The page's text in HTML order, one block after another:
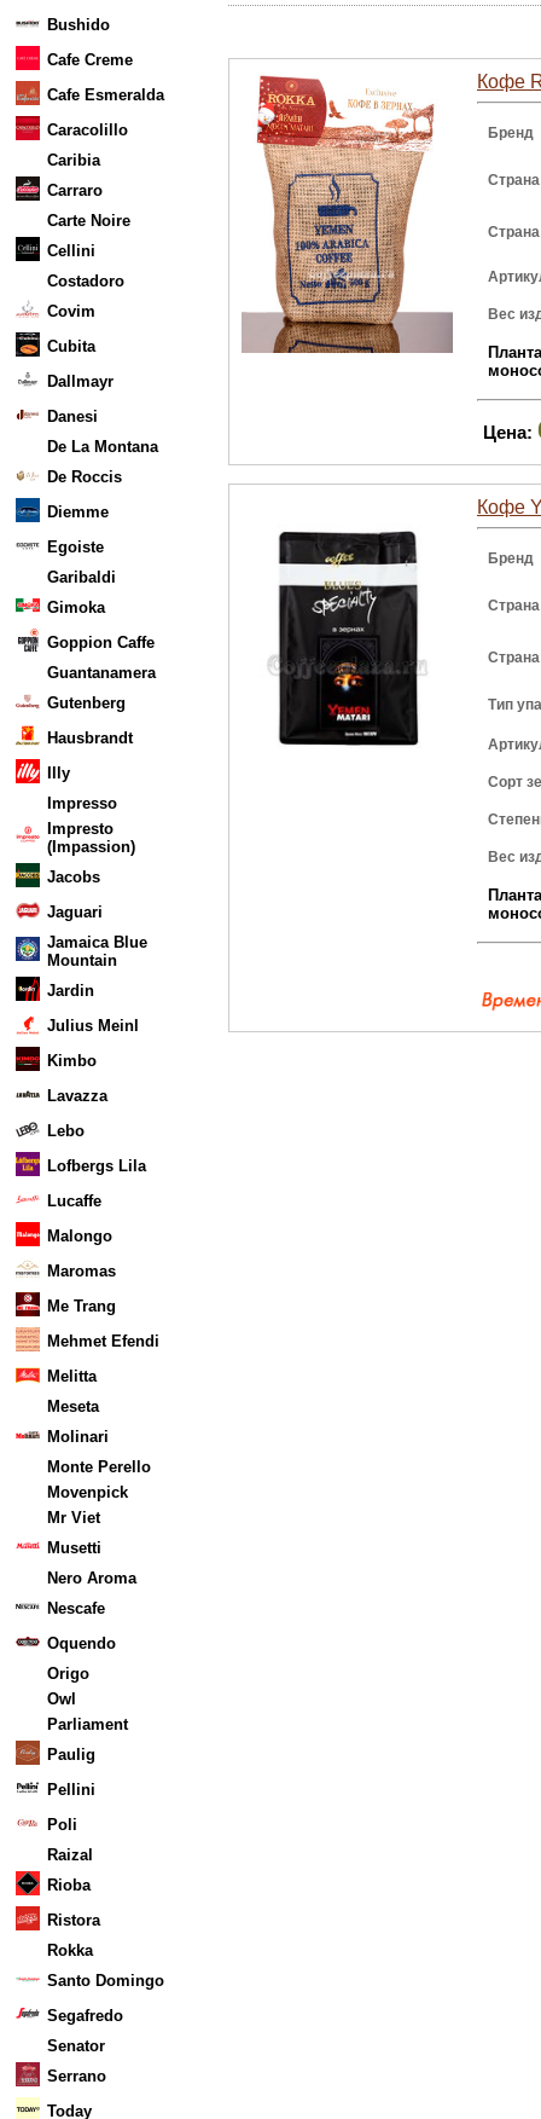
Bushido
Cafe Creme
Cafe Esmeralda
Caracolillo
Caribia
Carraro
Carte Noire
Cellini
Costadoro
Covim
Cubita
Dallmayr
Danesi
De La Montana
De Roccis
Diemme
Egoiste
Garibaldi
Gimoka
Goppion Caffe
Guantanamera
Gutenberg
Hausbrandt
Illy
Impresso
Impresto
(Impassion)
Jacobs
Jaguari
Jamaica Blue
Mountain
Jardin
Julius Meinl
Kimbo
Lavazza
Lebo
Lofbergs Lila
Lucaffe
Malongo
Maromas
Me Trang
Mehmet Efendi
Melitta
Meseta
Molinari
Monte Perello
Movenpick
Mr Viet
Musetti
Nero Aroma
Nescafe
Oquendo
Origo
Owl
Parliament
Paulig
Pellini
Poli
Raizal
Rioba
Ristora
Rokka
Santo Domingo
Segafredo
Senator
Serrano
Today
Кофе
Бренд
Вес
Цена:
Кофе
Бренд
Тип
Сорт
Вес